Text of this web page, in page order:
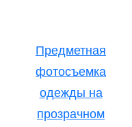
Предметная
фотосъемка
одежды на
прозрачном